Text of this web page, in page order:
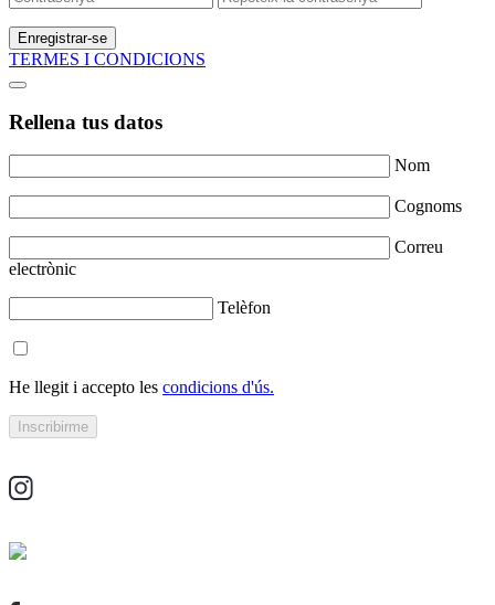
Enregistrar-se
TERMES I CONDICIONS
Rellena tus datos
Nom
Cognoms
Correu
electrònic
Telèfon
He llegit i accepto les condicions d'ús.